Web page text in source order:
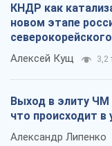
КНДР как
новом этапе
Алексей Кущ 3,2
Выход в элиту
что происходит в
Александр Липенко